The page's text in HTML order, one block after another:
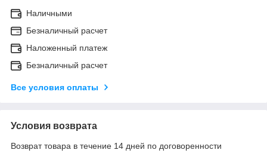
Наличными
Безналичный расчет
Наложенный платеж
Безналичный расчет
Все условия оплаты
Условия возврата
Возврат товара в течение 14 дней по договоренности